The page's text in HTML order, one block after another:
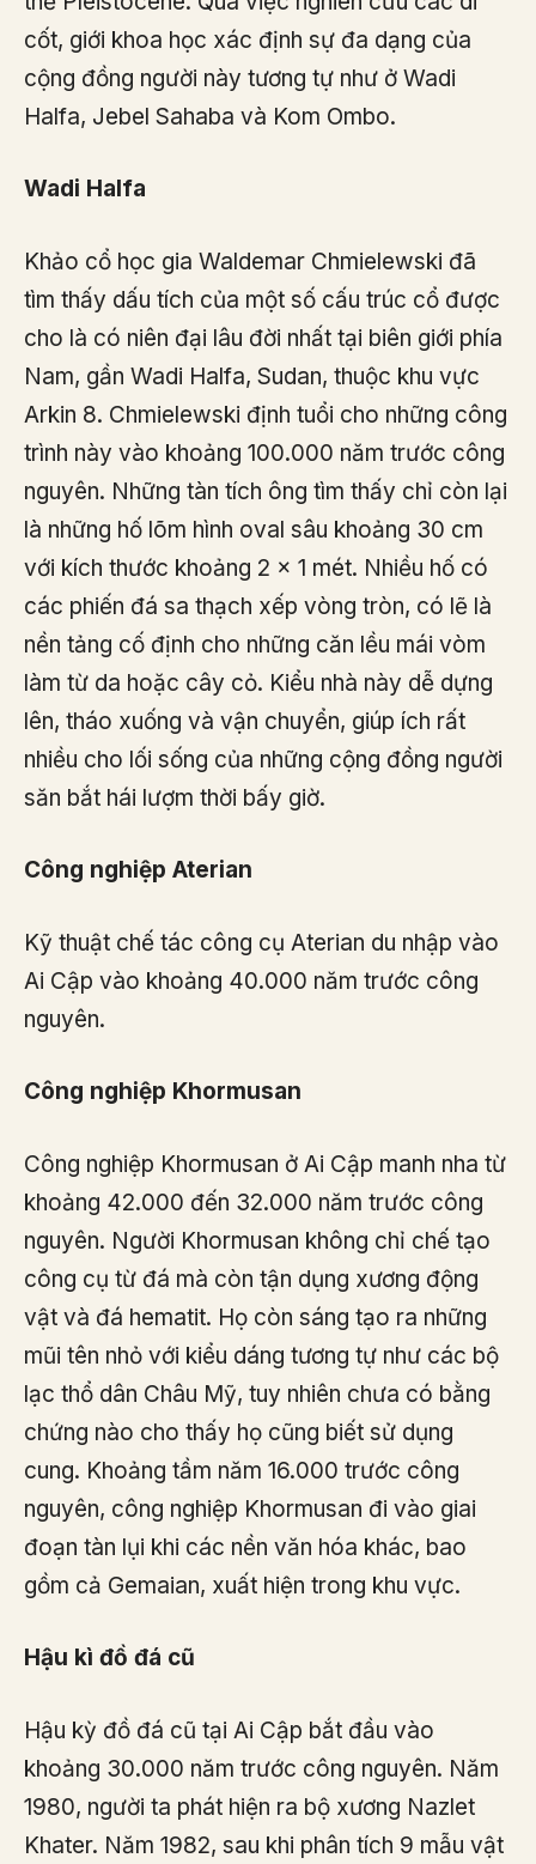
cốt, giới khoa học xác định sự đa dạng của
cộng đồng người này tương tự như ở Wadi
Halfa, Jebel Sahaba và Kom Ombo.
Wadi Halfa
Khảo cổ học gia Waldemar Chmielewski đã
tìm thấy dấu tích của một số cấu trúc cổ được
cho là có niên đại lâu đời nhất tại biên giới phía
Nam, gần Wadi Halfa, Sudan, thuộc khu vực
Arkin 8. Chmielewski định tuổi cho những công
trình này vào khoảng 100.000 năm trước công
nguyên. Những tàn tích ông tìm thấy chỉ còn lại
là những hố lõm hình oval sâu khoảng 30 cm
với kích thước khoảng 2 x 1 mét. Nhiều hố có
các phiến đá sa thạch xếp vòng tròn, có lẽ là
nền tảng cố định cho những căn lều mái vòm
làm từ da hoặc cây cỏ. Kiểu nhà này dễ dựng
lên, tháo xuống và vận chuyển, giúp ích rất
nhiều cho lối sống của những cộng đồng người
săn bắt hái lượm thời bấy giờ.
Công nghiệp Aterian
Kỹ thuật chế tác công cụ Aterian du nhập vào
Ai Cập vào khoảng 40.000 năm trước công
nguyên.
Công nghiệp Khormusan
Công nghiệp Khormusan ở Ai Cập manh nha từ
khoảng 42.000 đến 32.000 năm trước công
nguyên. Người Khormusan không chỉ chế tạo
công cụ từ đá mà còn tận dụng xương động
vật và đá hematit. Họ còn sáng tạo ra những
mũi tên nhỏ với kiểu dáng tương tự như các bộ
lạc thổ dân Châu Mỹ, tuy nhiên chưa có bằng
chứng nào cho thấy họ cũng biết sử dụng
cung. Khoảng tầm năm 16.000 trước công
nguyên, công nghiệp Khormusan đi vào giai
đoạn tàn lụi khi các nền văn hóa khác, bao
gồm cả Gemaian, xuất hiện trong khu vực.
Hậu kì đồ đá cũ
Hậu kỳ đồ đá cũ tại Ai Cập bắt đầu vào
khoảng 30.000 năm trước công nguyên. Năm
1980, người ta phát hiện ra bộ xương Nazlet
Khater. Năm 1982, sau khi phân tích 9 mẫu vật